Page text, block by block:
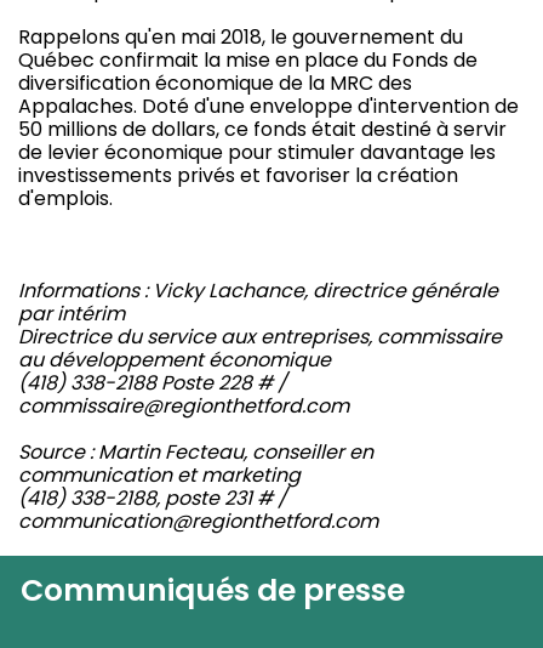
Rappelons qu'en mai 2018, le gouvernement du
Québec confirmait la mise en place du Fonds de
diversification économique de la MRC des
Appalaches. Doté d'une enveloppe d'intervention de
50 millions de dollars, ce fonds était destiné à servir
de levier économique pour stimuler davantage les
investissements privés et favoriser la création
d'emplois.
Informations : Vicky Lachance, directrice générale
par intérim
Directrice du service aux entreprises, commissaire
au développement économique
(418) 338-2188 Poste 228 # /
commissaire@regionthetford.com
Source : Martin Fecteau, conseiller en
communication et marketing
(418) 338-2188, poste 231 # /
communication@regionthetford.com
Communiqués de presse